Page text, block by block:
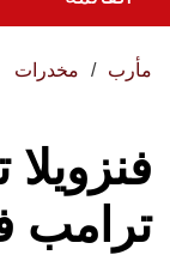
مأرب مخدرات
ترامب